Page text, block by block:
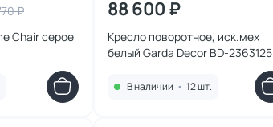
₽
Chair серое
88 600 ₽
Кресло поворотное, иск.мех
белый Garda Decor BD-2363125
В наличии • 12 шт.